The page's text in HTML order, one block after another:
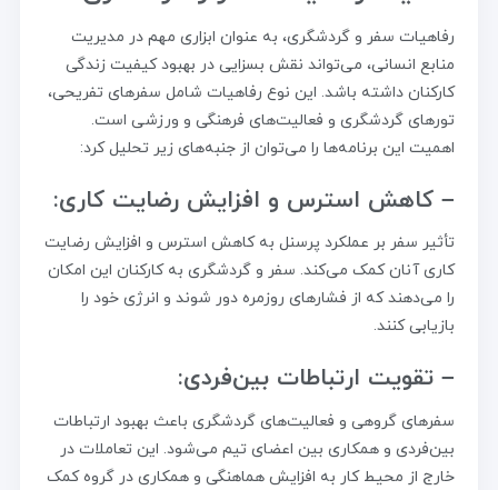
رفاهیات سفر و گردشگری، به عنوان ابزاری مهم در مدیریت
منابع انسانی، می‌تواند نقش بسزایی در بهبود کیفیت زندگی
کارکنان داشته باشد. این نوع رفاهیات شامل سفرهای تفریحی،
تورهای گردشگری و فعالیت‌های فرهنگی و ورزشی است.
اهمیت این برنامه‌ها را می‌توان از جنبه‌های زیر تحلیل کرد:
– کاهش استرس و افزایش رضایت کاری:
تأثیر سفر بر عملکرد پرسنل به کاهش استرس و افزایش رضایت
کاری آنان کمک می‌کند. سفر و گردشگری به کارکنان این امکان
را می‌دهند که از فشارهای روزمره دور شوند و انرژی خود را
بازیابی کنند.
– تقویت ارتباطات بین‌فردی:
سفرهای گروهی و فعالیت‌های گردشگری باعث بهبود ارتباطات
بین‌فردی و همکاری بین اعضای تیم می‌شود. این تعاملات در
خارج از محیط کار به افزایش هماهنگی و همکاری در گروه کمک